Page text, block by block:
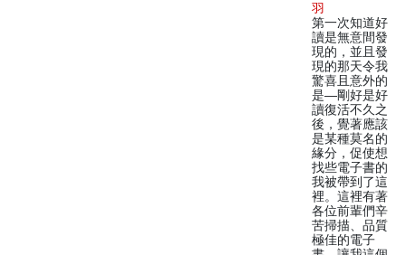
羽
第一次知道好
讀是無意間發
現的，並且發
現的那天令我
驚喜且意外的
是—剛好是好
讀復活不久之
後，覺著應該
是某種莫名的
緣分，促使想
找些電子書的
我被帶到了這
裡。這裡有著
各位前輩們辛
苦掃描、品質
極佳的電子